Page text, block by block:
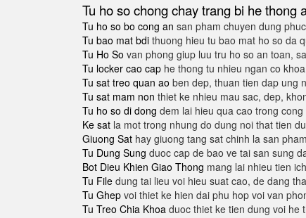
Tu ho so chong chaytrang bi he thong
Tu ho so bo cong an san pham chuyen dung
Tu bao mat bdi thuong hieu tu bao mat ho so da
Tu Ho So van phong giup luu tru ho so an toan,
Tu locker cao cap he thong tu nhieu ngan co
Tu sat treo quan ao ben dep, thuan tien dap ung
Tu sat mam non thiet ke nhieu mau sac, dep,
Tu ho so di dong dem lai hieu qua cao trong cong
Ke sat la mot trong nhung do dung noi that tien
Giuong Sat hay giuong tang sat chinh la san
Tu Dung Sung duoc cap de bao ve tai san sung
Bot Dieu Khien Giao Thong mang lai nhieu tien
Tu File dung tai lieu voi hieu suat cao, de dang
Tu Ghep voi thiet ke hien dai phu hop voi van
Tu Treo Chia Khoa duoc thiet ke tien dung voi he